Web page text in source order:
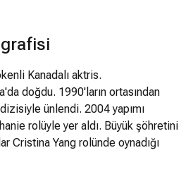
Kanadalı aktris.
doğdu. 1990'ların ortasından
ünlendi. 2004 yapımı
rolüyle yer aldı. Büyük şöhretini
Cristina Yang rolünde oynadığı
etti. Bu rolüyle dizinin ilk